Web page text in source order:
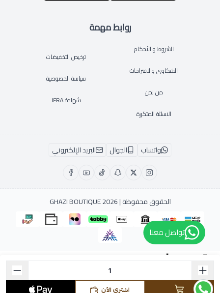
اشتري الآن
روابط مهمة
الشروط و الأحكام
الشكاوى والاقتراحات
من نحن
الاسئلة المتكررة
ترخيص التخفيضات
سياسة الخصوصية
شهادة IFRA
واتساب الجوال البريد الإلكتروني
الحقوق محفوظة | 2026 GHAZI BOUTIQUE
تواصل معنا
متجر عطور